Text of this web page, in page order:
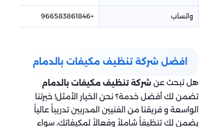
واتساب +966583861846
افضل شركة تنظيف مكيفات بالدمام
هل تبحث عن شركة تنظيف مكيفات بالدمام
تضمن لك أفضل خدمة؟ نحن الخيار الأمثل! خبرتنا
الواسعة و فريقنا من الفنيين المدربين تدريباً عالياً
يضمن لك تنظيفاً شاملاً وفعالاً لمكيفاتك، سواء